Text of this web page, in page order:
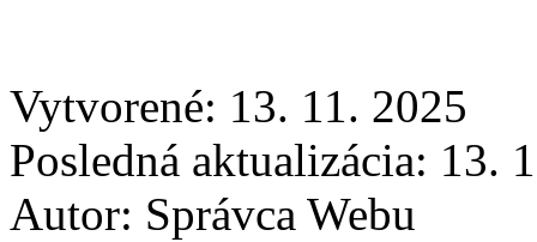
Vytvorené: 13. 11. 2025
Posledná aktualizácia: 13.
Autor: Správca Webu